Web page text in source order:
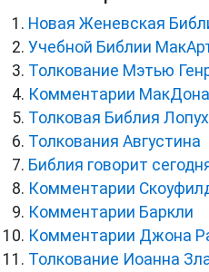
Новая Женевская
Учебной Библии
Толкование Мэтью
Комментарии
Толковая Библия
Толкования Августина
Библия говорит
Комментарии
Комментарии Баркли
Комментарии Джона
Толкование Иоанна